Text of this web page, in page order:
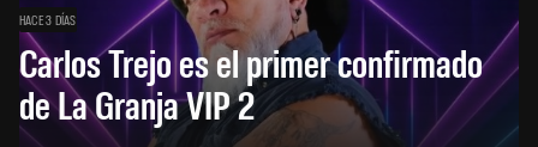
HACE 3 DÍAS
Carlos Trejo es el primer confirmado
de La Granja VIP 2